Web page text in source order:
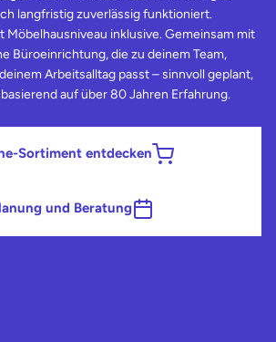
langfristig zuverlässig funktioniert.
inklusive. Gemeinsam mit
Büroeinrichtung, die zu deinem Team,
Arbeitsalltag passt – sinnvoll geplant,
auf über 80 Jahren Erfahrung.
Sortiment entdecken
und Beratung